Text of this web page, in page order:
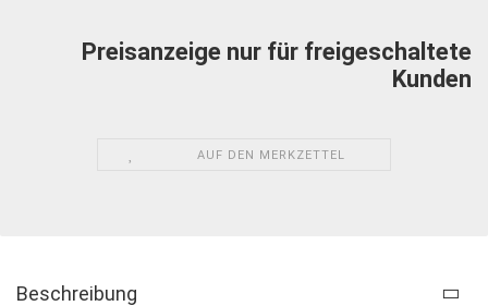
Preisanzeige nur für freigeschaltete
Kunden
AUF DEN MERKZETTEL
Beschreibung